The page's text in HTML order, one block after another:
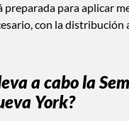
para aplicar
con la distribución
a cabo la
York?